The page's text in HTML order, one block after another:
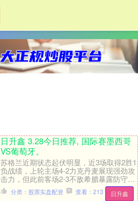
日升鑫 3.28今日推荐, 国际赛墨西哥
VS葡萄牙。
苏格兰近期状态起伏明显，近3场取得2胜1
负战绩，上轮主场4-2力克丹麦展现强劲攻
击力，但此前客场2-3不敌希腊暴露防守漏
洞，球队主场表现较为稳定，近2场主场赛
事....
日升鑫
分类：股票实盘配资 查看：213